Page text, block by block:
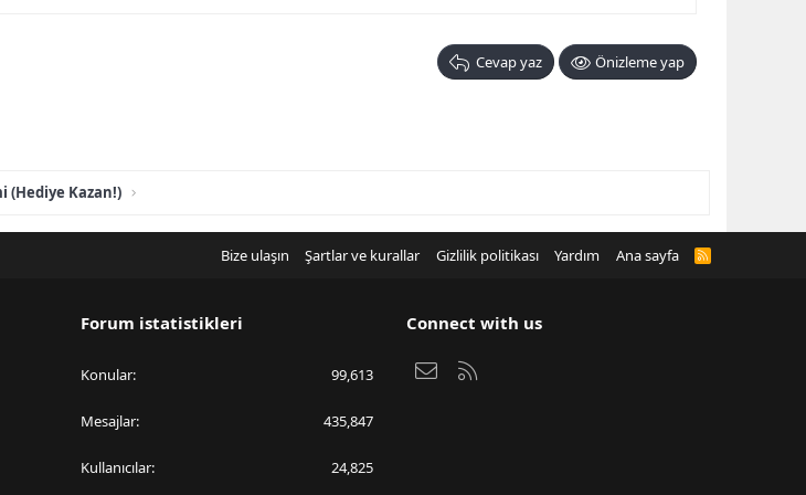
Cevap yaz Önizleme yap
(Hediye Kazan!)
Bize ulaşın Şartlar ve kurallar Gizlilik politikası Yardım Ana sayfa
R
Forum istatistikleri
Konular 99,613
Mesajlar 435,847
Kullanıcılar 24,825
Connect with us
Bize ulaşın